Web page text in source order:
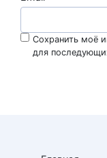
Сохранить моё
для